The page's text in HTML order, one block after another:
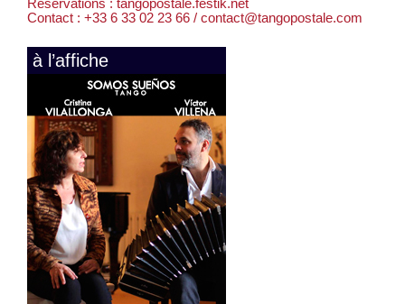
Réservations : tangopostale.festik.net
Contact : +33 6 33 02 23 66 / contact@tangopostale.com
à l’affiche